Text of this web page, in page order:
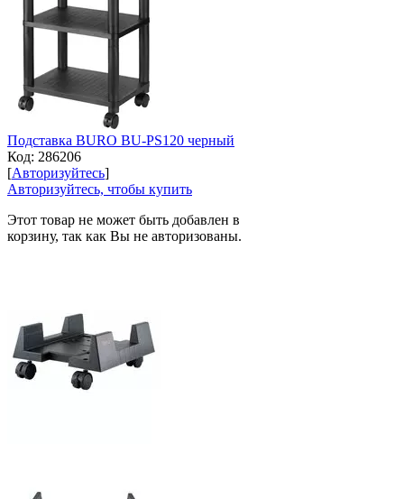
Подставка BURO BU-PS120 черный
Код: 286206
[Авторизуйтесь]
Авторизуйтесь, чтобы купить
Этот товар не может быть добавлен в
корзину, так как Вы не авторизованы.